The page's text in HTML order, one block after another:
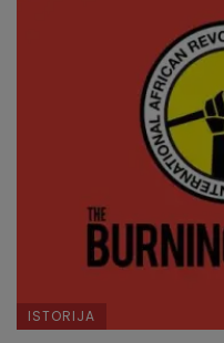
ISTORIJA